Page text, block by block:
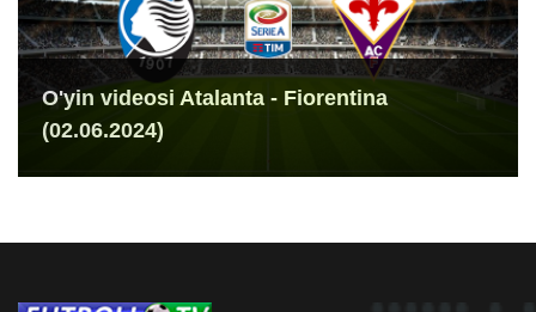
O'yin videosi Atalanta - Fiorentina
(02.06.2024)